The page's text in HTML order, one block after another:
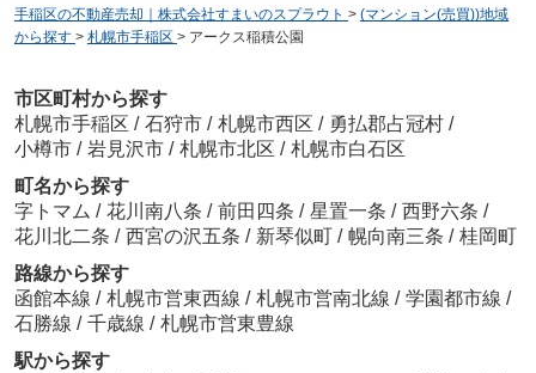
手稲区の不動産売却｜株式会社すまいのスプラウト > (マンション(売買))地域
から探す > 札幌市手稲区 > アークス稲積公園
市区町村から探す
札幌市手稲区 / 石狩市 / 札幌市西区 / 勇払郡占冠村 /
小樽市 / 岩見沢市 / 札幌市北区 / 札幌市白石区
町名から探す
字トマム / 花川南八条 / 前田四条 / 星置一条 / 西野六条 /
花川北二条 / 西宮の沢五条 / 新琴似町 / 幌向南三条 / 桂岡町
路線から探す
函館本線 / 札幌市営東西線 / 札幌市営南北線 / 学園都市線 /
石勝線 / 千歳線 / 札幌市営東豊線
駅から探す